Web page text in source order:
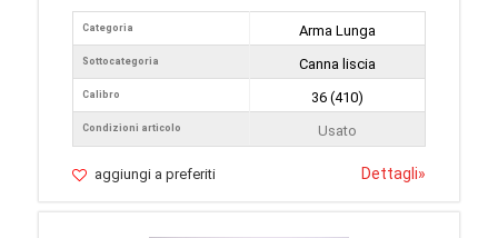
Categoria
Sottocategoria
Calibro
Condizioni articolo
Arma Lunga
Canna liscia
36 (410)
Usato
aggiungi a preferiti Dettagli»